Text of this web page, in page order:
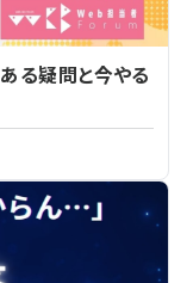
る疑問と今やる